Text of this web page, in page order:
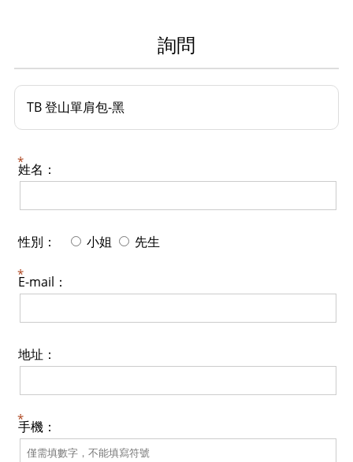
詢問
TB 登山單肩包-黑
姓名：
性別： 小姐 先生
E-mail：
地址：
手機：